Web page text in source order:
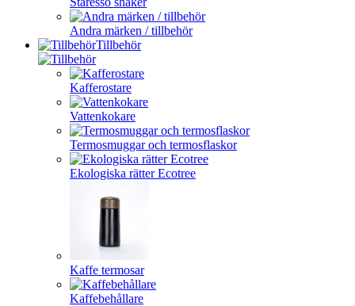
Andra märken / tillbehör
Tillbehör
Kafferostare
Vattenkokare
Termosmuggar och termosflaskor
Ekologiska rätter Ecotree
Kaffe termosar
Kaffebehållare